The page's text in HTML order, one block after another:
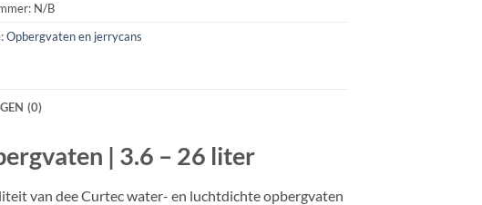
N/B
Opbergvaten en jerrycans
(0)
| 3.6 – 26 liter
van dee Curtec water- en luchtdichte opbergvaten